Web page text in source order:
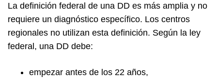
La definición federal de una DD es más amplia y no
requiere un diagnóstico específico. Los centros
regionales no utilizan esta definición. Según la ley
federal, una DD debe:
empezar antes de los 22 años,